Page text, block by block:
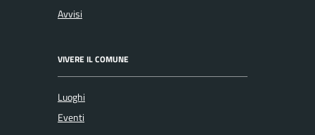
Avvisi
VIVERE IL COMUNE
Luoghi
Eventi